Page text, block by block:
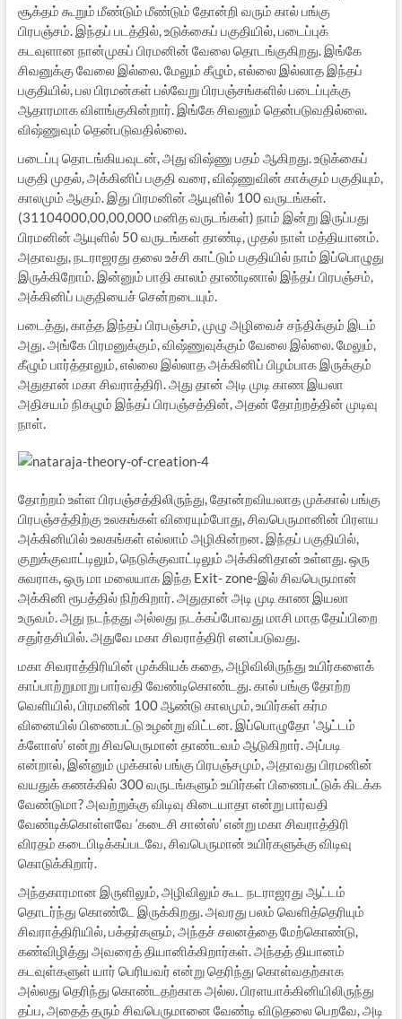
சூக்தம் கூறும் மீண்டும் மீண்டும் தோன்றி வரும் கால் பங்கு
பிரபஞ்சம். இந்தப் படத்தில், உடுக்கைப் பகுதியில், படைப்புக்
கடவுளான நான்முகப் பிரமனின் வேலை தொடங்குகிறது. இங்கே
சிவனுக்கு வேலை இல்லை. மேலும் கீழும், எல்லை இல்லாத இந்தப்
பகுதியில், பல பிரமன்கள் பல்வேறு பிரபஞ்சங்களில் படைப்புக்கு
ஆதாரமாக விளங்குகின்றார். இங்கே சிவனும் தென்படுவதில்லை.
விஷ்ணுவும் தென்படுவதில்லை.
படைப்பு தொடங்கியவுடன், அது விஷ்ணு பதம் ஆகிறது. உடுக்கைப்
பகுதி முதல், அக்கினிப் பகுதி வரை, விஷ்ணுவின் காக்கும் பகுதியும்,
காலமும் ஆகும். இது பிரமனின் ஆயுளில் 100 வருடங்கள்.
(31104000,00,00,000 மனித வருடங்கள்) நாம் இன்று இருப்பது
பிரமனின் ஆயுளில் 50 வருடங்கள் தாண்டி, முதல் நாள் மத்தியானம்.
அதாவது, நடராஜரது தலை உச்சி காட்டும் பகுதியில் நாம் இப்பொழுது
இருக்கிறோம். இன்னும் பாதி காலம் தாண்டினால் இந்தப் பிரபஞ்சம்,
அக்கினிப் பகுதியைச் சென்றடையும்.
படைத்து, காத்த இந்தப் பிரபஞ்சம், முழு அழிவைச் சந்திக்கும் இடம்
அது. அங்கே பிரமனுக்கும், விஷ்ணுவுக்கும் வேலை இல்லை. மேலும்,
கீழும் பார்த்தாலும், எல்லை இல்லாத அக்கினிப் பிழம்பாக இருக்கும்
அதுதான் மகா சிவராத்திரி. அது தான் அடி முடி காண இயலா
அதிசயம் நிகழும் இந்தப் பிரபஞ்சத்தின், அதன் தோற்றத்தின் முடிவு
நாள்.
தோற்றம் உள்ள பிரபஞ்சத்திலிருந்து, தோன்றவியலாத முக்கால் பங்கு
பிரபஞ்சத்திற்கு உலகங்கள் விரையும்போது, சிவபெருமானின் பிரளய
அக்கினியில் உலகங்கள் எல்லாம் அழிகின்றன. இந்தப் பகுதியில்,
குறுக்குவாட்டிலும், நெடுக்குவாட்டிலும் அக்கினிதான் உள்ளது. ஒரு
சுவராக, ஒரு மா மலையாக இந்த Exit- zone-இல் சிவபெருமான்
அக்கினி ரூபத்தில் நிற்கிறார். அதுதான் அடி முடி காண இயலா
உருவம். அது நடந்தது அல்லது நடக்கப்போவது மாசி மாத தேய்பிறை
சதுர்தசியில். அதுவே மகா சிவராத்திரி எனப்படுவது.
மகா சிவராத்திரியின் முக்கியக் கதை, அழிவிலிருந்து உயிர்களைக்
காப்பாற்றுமாறு பார்வதி வேண்டிகொண்டது. கால் பங்கு தோற்ற
வெளியில், பிரமனின் 100 ஆண்டு காலமும், உயிர்கள் கர்ம
வினையில் பிணைபட்டு உழன்று விட்டன. இப்பொழுதோ ‘ஆட்டம்
க்ளோஸ்’ என்று சிவபெருமான் தாண்டவம் ஆடுகிறார். அப்படி
என்றால், இன்னும் முக்கால் பங்கு பிரபஞ்சமும், அதாவது பிரமனின்
வயதுக் கணக்கில் 300 வருடங்களும் உயிர்கள் பிணைபட்டுக் கிடக்க
வேண்டுமா? அவற்றுக்கு விடிவு கிடையாதா என்று பார்வதி
வேண்டிக்கொள்ளவே ‘கடைசி சான்ஸ்’ என்று மகா சிவராத்திரி
விரதம் கடைபிடிக்கப்படவே, சிவபெருமான் உயிர்களுக்கு விடிவு
கொடுக்கிறார்.
அந்தகாரமான இருளிலும், அழிவிலும் கூட நடராஜரது ஆட்டம்
தொடர்ந்து கொண்டே இருக்கிறது. அவரது பலம் வெளித்தெரியும்
சிவராத்திரியில், பக்தர்களும், அந்தச் சலனத்தை மேற்கொண்டு,
கண்விழித்து அவரைத் தியானிக்கிறார்கள். அந்தத் தியானம்
கடவுள்களுள் யார் பெரியவர் என்று தெரிந்து கொள்வதற்காக
அல்லது தெரிந்து கொண்டதற்காக அல்ல. பிரளயாக்கினியிலிருந்து
தப்ப, அதைத் தரும் சிவபெருமானை வேண்டி விடுதலை பெறவே, அடி